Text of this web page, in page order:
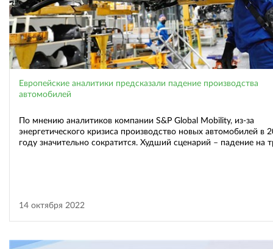
Европейские аналитики предсказали падение производства
автомобилей
По мнению аналитиков компании S&P Global Mobility, из-за
энергетического кризиса производство новых автомобилей в
году значительно сократится. Худший сценарий – падение на
14 октября 2022